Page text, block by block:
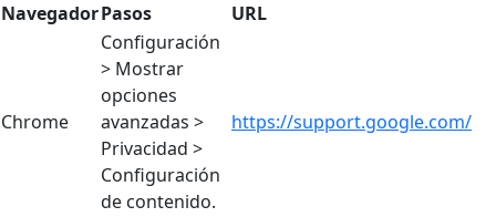
NavegadorPasos URL
Chrome
Configuración
> Mostrar
opciones
avanzadas >
Privacidad >
Configuración
de contenido.
https://support.google.com/